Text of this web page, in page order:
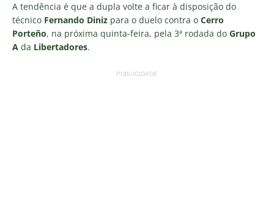
A tendência é que a dupla volte a ficar à disposição do
técnico Fernando Diniz para o duelo contra o Cerro
Porteño, na próxima quinta-feira, pela 3ª rodada do Grupo
A da Libertadores.
PUBLICIDADE